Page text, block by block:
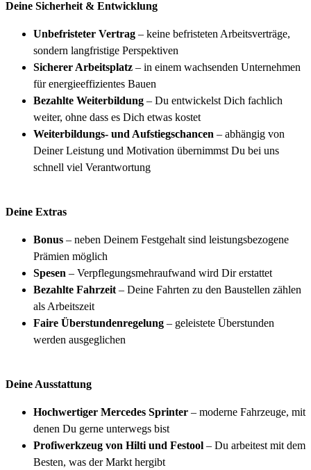
Deine Sicherheit & Entwicklung
Unbefristeter Vertrag – keine befristeten Arbeitsverträge,
sondern langfristige Perspektiven
Sicherer Arbeitsplatz – in einem wachsenden Unternehmen
für energieeffizientes Bauen
Bezahlte Weiterbildung – Du entwickelst Dich fachlich
weiter, ohne dass es Dich etwas kostet
Weiterbildungs- und Aufstiegschancen – abhängig von
Deiner Leistung und Motivation übernimmst Du bei uns
schnell viel Verantwortung
Deine Extras
Bonus – neben Deinem Festgehalt sind leistungsbezogene
Prämien möglich
Spesen – Verpflegungsmehraufwand wird Dir erstattet
Bezahlte Fahrzeit – Deine Fahrten zu den Baustellen zählen
als Arbeitszeit
Faire Überstundenregelung – geleistete Überstunden
werden ausgeglichen
Deine Ausstattung
Hochwertiger Mercedes Sprinter – moderne Fahrzeuge, mit
denen Du gerne unterwegs bist
Profiwerkzeug von Hilti und Festool – Du arbeitest mit dem
Besten, was der Markt hergibt